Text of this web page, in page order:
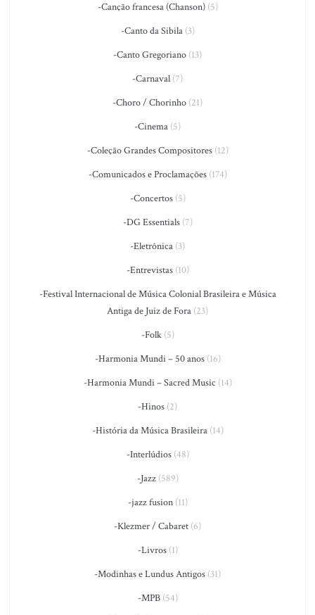
-Canção francesa (Chanson)(5)
-Canto da Sibila(3)
-Canto Gregoriano (13)
-Carnaval (7)
-Choro / Chorinho (21)
-Cinema (5)
-Coleção Grandes Compositores(12)
-Comunicados e Proclamações(174)
-Concertos(5)
-DG Essentials(7)
-Eletrônica (3)
-Entrevistas(10)
-Festival Internacional de Música Colonial Brasileira e Música
Antiga de Juiz de Fora (23)
-Folk(5)
-Harmonia Mundi – 50 anos(16)
-Harmonia Mundi – Sacred Music (14)
-Hinos (2)
-História da Música Brasileira(14)
-Interlúdios(48)
-Jazz(589)
-jazz fusion(11)
-Klezmer / Cabaret (6)
-Livros(1)
-Modinhas e Lundus Antigos (31)
-MPB(54)